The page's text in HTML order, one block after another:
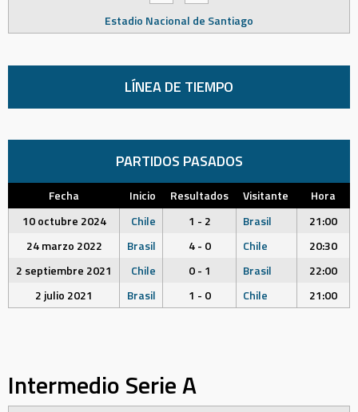
Estadio Nacional de Santiago
LÍNEA DE TIEMPO
PARTIDOS PASADOS
Fecha Inicio Resultados Visitante
Hora
10 octubre 2024
Chile 1 - 2 Brasil
21:00
24 marzo 2022
Brasil 4 - 0 Chile
20:30
2 septiembre 2021
Chile 0 - 1 Brasil
22:00
2 julio 2021
Brasil 1 - 0 Chile 21:00
Intermedio Serie A